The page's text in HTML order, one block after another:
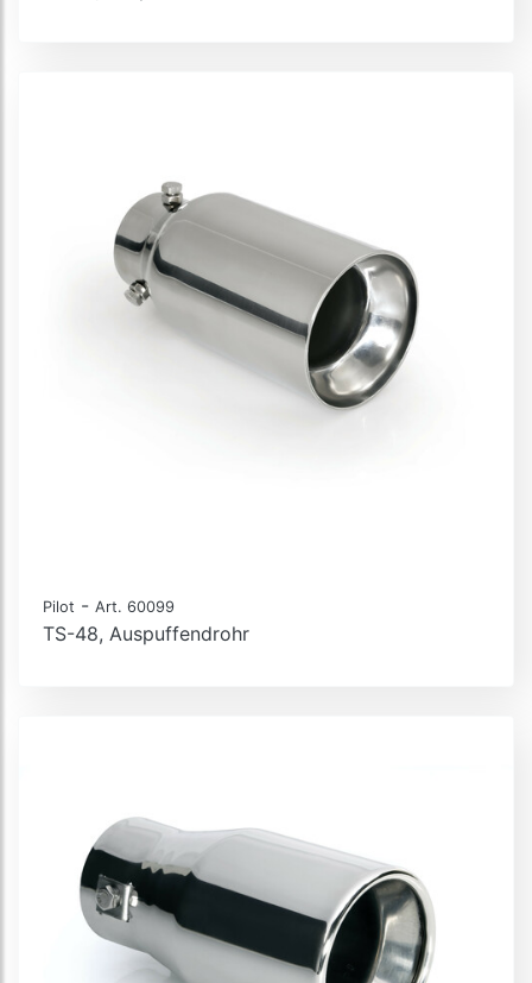
Pilot - Art. 60099
TS-48, Auspuffendrohr